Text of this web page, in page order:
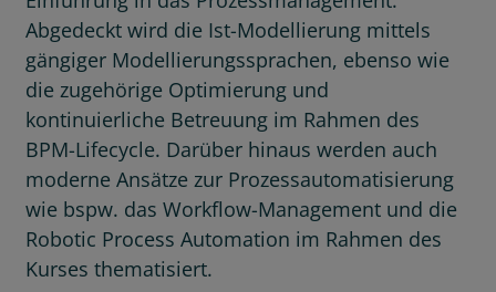
Abgedeckt wird die Ist-Modellierung mittels
gängiger Modellierungssprachen, ebenso wie
die zugehörige Optimierung und
kontinuierliche Betreuung im Rahmen des
BPM-Lifecycle. Darüber hinaus werden auch
moderne Ansätze zur Prozessautomatisierung
wie bspw. das Workflow-Management und die
Robotic Process Automation im Rahmen des
Kurses thematisiert.